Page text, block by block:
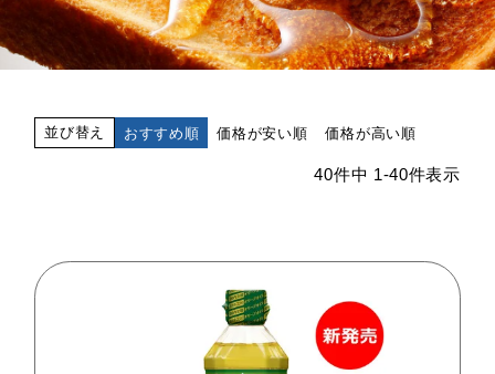
並び替え おすすめ順 価格が安い順 価格が高い順
40件中 1-40件表示